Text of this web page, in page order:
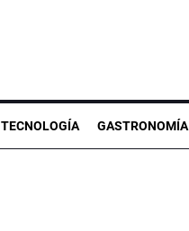
TECNOLOGÍA GASTRONOMÍA